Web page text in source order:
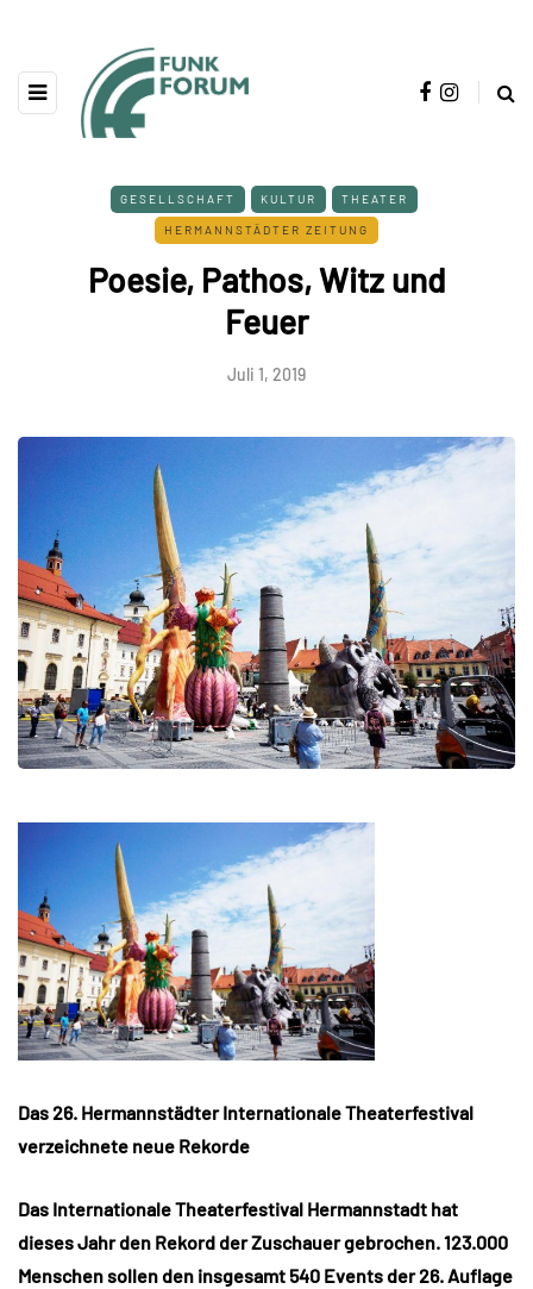
GESELLSCHAFT KULTUR THEATER
HERMANNSTÄDTER ZEITUNG
Poesie, Pathos, Witz und
Feuer
Juli 1, 2019
Das 26. Hermannstädter Internationale Theaterfestival
verzeichnete neue Rekorde
Das Internationale Theaterfestival Hermannstadt hat
dieses Jahr den Rekord der Zuschauer gebrochen. 123.000
Menschen sollen den insgesamt 540 Events der 26. Auflage